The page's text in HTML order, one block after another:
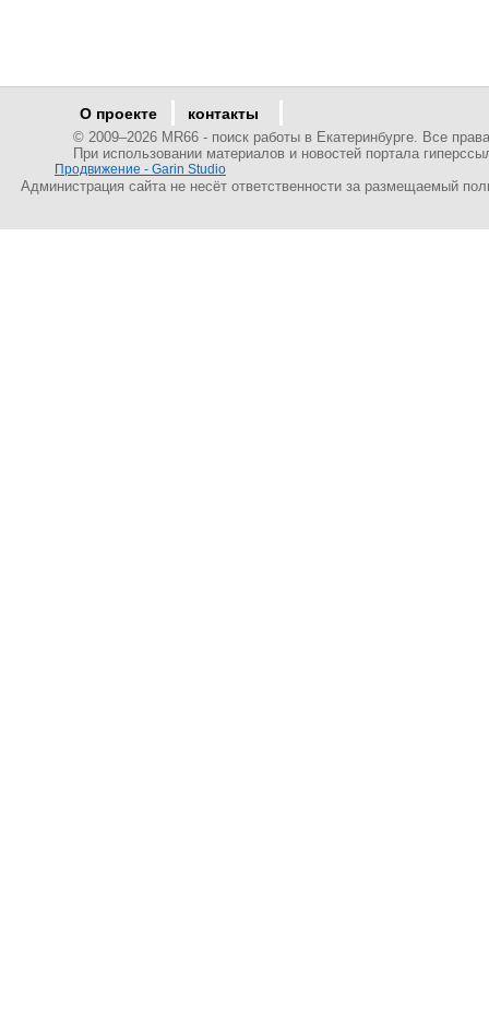
О проекте контакты
© 2009–2026 MR66 - поиск работы в Екатеринбурге. Все
При использовании материалов и новостей портала
Продвижение - Garin Studio
Администрация сайта не несёт ответственности за размещаемый